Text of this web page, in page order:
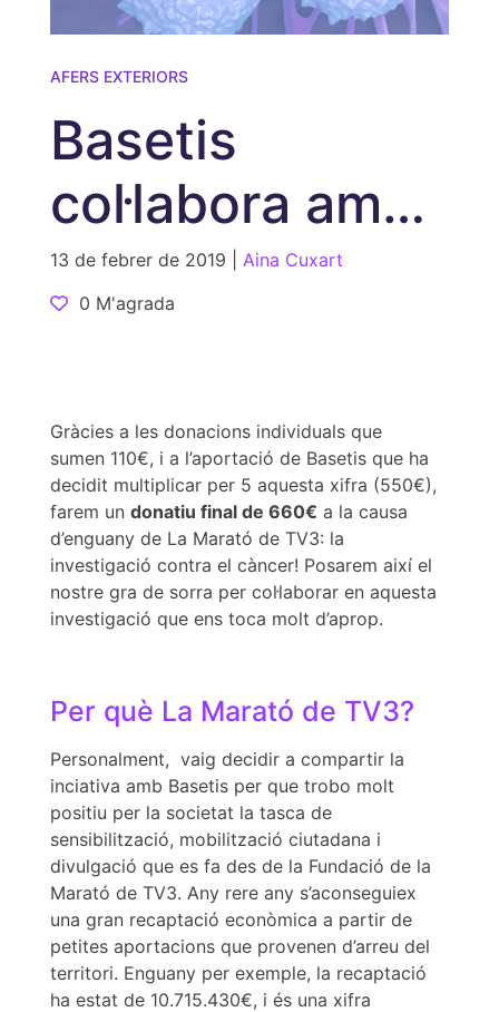
AFERS EXTERIORS
Basetis
col·labora amb
La Marató de
TV3
13 de febrer de 2019 | Aina Cuxart
0 M'agrada
Gràcies a les donacions individuals que
sumen 110€, i a l’aportació de Basetis que ha
decidit multiplicar per 5 aquesta xifra (550€),
farem un donatiu final de 660€ a la causa
d’enguany de La Marató de TV3: la
investigació contra el càncer! Posarem així el
nostre gra de sorra per col·laborar en aquesta
investigació que ens toca molt d’aprop.
Per què La Marató de TV3?
Personalment, vaig decidir a compartir la
inciativa amb Basetis per que trobo molt
positiu per la societat la tasca de
sensibilització, mobilització ciutadana i
divulgació que es fa des de la Fundació de la
Marató de TV3. Any rere any s’aconseguiex
una gran recaptació econòmica a partir de
petites aportacions que provenen d’arreu del
territori. Enguany per exemple, la recaptació
ha estat de 10.715.430€, i és una xifra